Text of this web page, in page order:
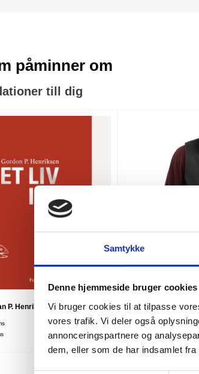
Samtykke
Denne hjemmeside bruger cookies
Vi bruger cookies til at tilpasse
vores trafik. Vi deler også
annonceringspartnere og
dem, eller som de har indsamlet
påminner om
till dig
P. Henriksen – Ett liv i fisk
Carhartt mock neck
SEK 1.686,25m. moms
SEK 1.349,00u. moms